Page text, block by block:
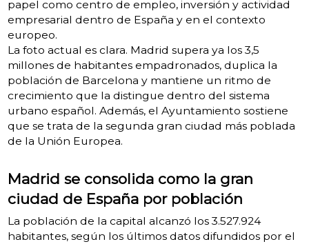
papel como centro de empleo, inversión y actividad
empresarial dentro de España y en el contexto
europeo.
La foto actual es clara. Madrid supera ya los 3,5
millones de habitantes empadronados, duplica la
población de Barcelona y mantiene un ritmo de
crecimiento que la distingue dentro del sistema
urbano español. Además, el Ayuntamiento sostiene
que se trata de la segunda gran ciudad más poblada
de la Unión Europea.
Madrid se consolida como la gran
ciudad de España por población
La población de la capital alcanzó los 3.527.924
habitantes, según los últimos datos difundidos por el